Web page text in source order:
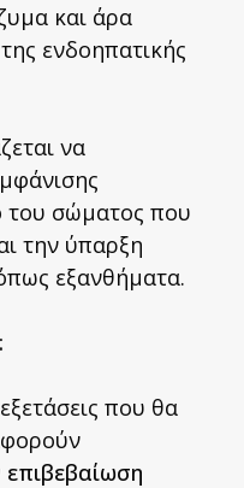
και άρα
ενδοηπατικής
να
του σώματος που
την ύπαρξη
εξανθήματα.
που θα